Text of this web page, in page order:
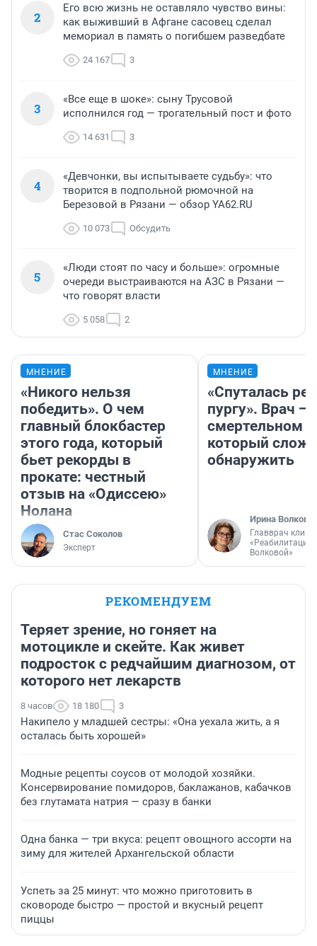
2
Его всю жизнь не оставляло чувство вины:
как выживший в Афгане сасовец сделал
мемориал в память о погибшем разведбате
24 167 3
3
«Все еще в шоке»: сыну Трусовой
исполнился год — трогательный пост и фото
14 631 3
4
«Девчонки, вы испытываете судьбу»: что
творится в подпольной рюмочной на
Березовой в Рязани — обзор YA62.RU
10 073 Обсудить
5
«Люди стоят по часу и больше»: огромные
очереди выстраиваются на АЗС в Рязани —
что говорят власти
5 058 2
МНЕНИЕ
«Никого нельзя
победить». О чем
главный блокбастер
этого года, который
бьет рекорды в
прокате: честный
отзыв на «Одиссею»
Нолана
Стас Соколов
Эксперт
МНЕНИЕ
«Спуталась
пургу». Врач —
смертельном
который
обнаружить
Ирина Волкова
Главврач
«Реабилитация
Волковой»
РЕКОМЕНДУЕМ
Теряет зрение, но гоняет на
мотоцикле и скейте. Как живет
подросток с редчайшим диагнозом, от
которого нет лекарств
8 часов 18 180 3
Накипело у младшей сестры: «Она уехала жить, а я
осталась быть хорошей»
Модные рецепты соусов от молодой хозяйки.
Консервирование помидоров, баклажанов, кабачков
без глутамата натрия — сразу в банки
Одна банка — три вкуса: рецепт овощного ассорти на
зиму для жителей Архангельской области
Успеть за 25 минут: что можно приготовить в
сковороде быстро — простой и вкусный рецепт
пиццы